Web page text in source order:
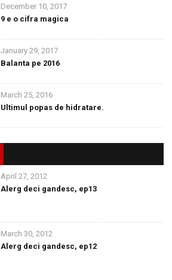
December 10, 2017
9 e o cifra magica
January 29, 2017
Balanta pe 2016
March 25, 2016
Ultimul popas de hidratare.
April 27, 2012
Alerg deci gandesc, ep13
March 30, 2012
Alerg deci gandesc, ep12